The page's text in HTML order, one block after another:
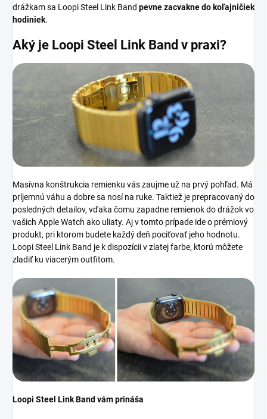
drážkam sa Loopi Steel Link Band pevne zacvakne do koľajničiek
hodiniek.
Aký je Loopi Steel Link Band v praxi?
Masívna konštrukcia remienku vás zaujme už na prvý pohľad. Má
príjemnú váhu a dobre sa nosí na ruke. Taktiež je prepracovaný do
posledných detailov, vďaka čomu zapadne remienok do drážok vo
vašich Apple Watch ako uliaty. Aj v tomto prípade ide o prémiový
produkt, pri ktorom budete každý deň pociťovať jeho hodnotu.
Loopi Steel Link Band je k dispozícii v zlatej farbe, ktorú môžete
zladiť ku viacerým outfitom.
Loopi Steel Link Band vám prináša